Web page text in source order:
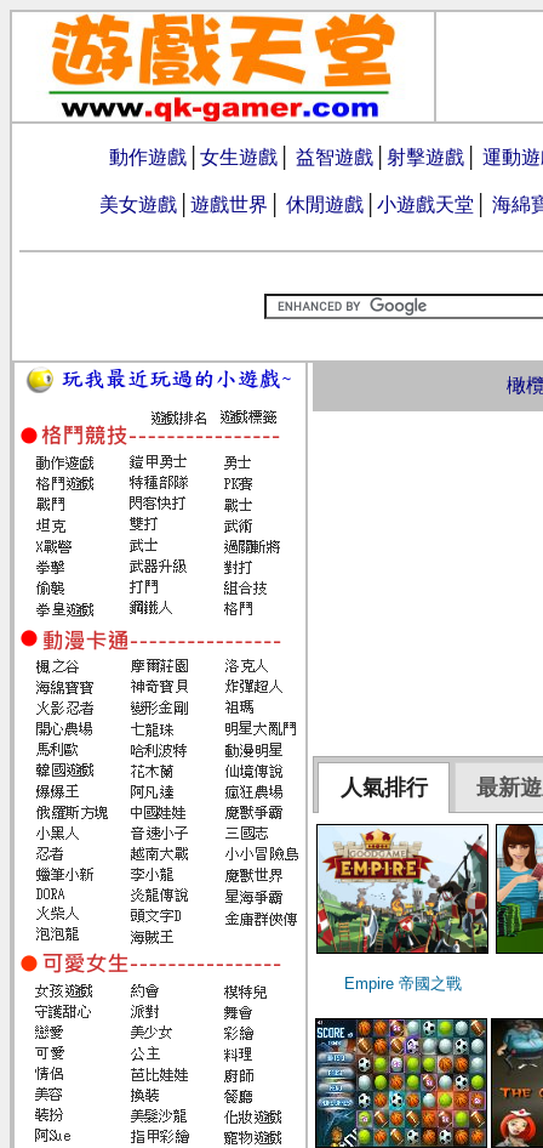
動作遊戲 女生遊戲 益智遊戲 射擊遊戲 運動
美女遊戲 遊戲世界 休閒遊戲 小遊戲天堂 海綿
橄
人氣排行 最新
Empire 帝國之戰